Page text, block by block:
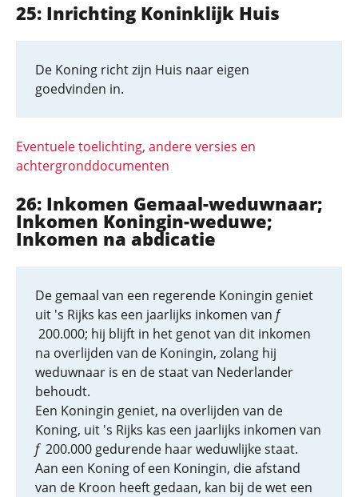
25: Inrichting Koninklijk Huis
De Koning richt zijn Huis naar eigen
goedvinden in.
Eventuele toelichting, andere versies en
achtergronddocumenten
26: Inkomen Gemaal-weduwnaar;
Inkomen Koningin-weduwe;
Inkomen na abdicatie
De gemaal van een regerende Koningin geniet
uit 's Rijks kas een jaarlijks inkomen van f
200.000; hij blijft in het genot van dit inkomen
na overlijden van de Koningin, zolang hij
weduwnaar is en de staat van Nederlander
behoudt.
Een Koningin geniet, na overlijden van de
Koning, uit 's Rijks kas een jaarlijks inkomen van
f200.000 gedurende haar weduwlijke staat.
Aan een Koning of een Koningin, die afstand
van de Kroon heeft gedaan, kan bij de wet een